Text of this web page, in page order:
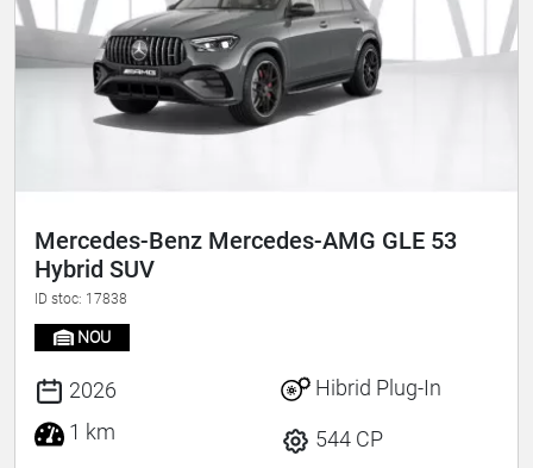
Mercedes-Benz Mercedes-AMG GLE 53
Hybrid SUV
ID stoc: 17838
NOU
2026
1 km
Hibrid Plug-In
544 CP